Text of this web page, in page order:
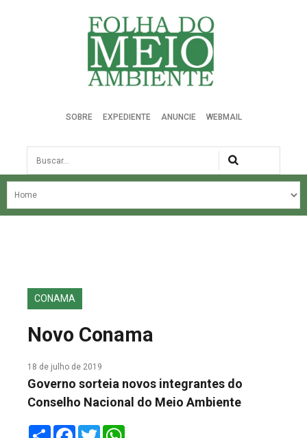
Folha do Meio Ambiente
SOBRE EXPEDIENTE ANUNCIE WEBMAIL
Busca
NOSSA HISTÓRIA
EDIÇÕES ANTERIORES
CONAMA
Novo Conama
18 de julho de 2019
Governo sorteia novos integrantes do
Conselho Nacional do Meio Ambiente
ShareFacebook
Twitter